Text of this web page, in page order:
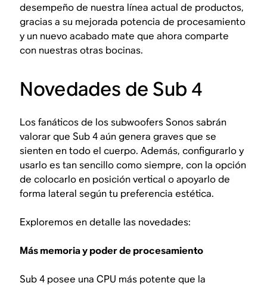
desempeño de nuestra línea actual de productos,
gracias a su mejorada potencia de procesamiento
y un nuevo acabado mate que ahora comparte
con nuestras otras bocinas.
Novedades de Sub 4
Los fanáticos de los subwoofers Sonos sabrán
valorar que Sub 4 aún genera graves que se
sienten en todo el cuerpo. Además, configurarlo y
usarlo es tan sencillo como siempre, con la opción
de colocarlo en posición vertical o apoyarlo de
forma lateral según tu preferencia estética.
Exploremos en detalle las novedades:
Más memoria y poder de procesamiento
Sub 4 posee una CPU más potente que la